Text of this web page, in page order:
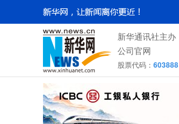
新华通讯社主办
公司官网
股票代码： 603888